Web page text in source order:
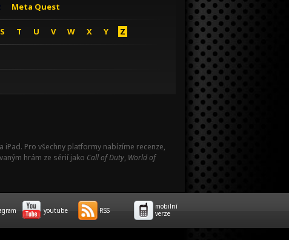
Meta Quest
S T U V W X Y Z
iPad. Pro všechny platformy nabízíme recenze,
hrám ze sérií jako Call of Duty, World of
youtube RSS
mobilní
verze